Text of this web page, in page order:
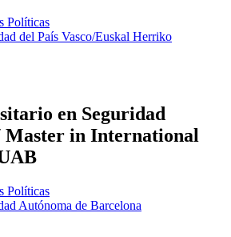
Políticas
del País Vasco/Euskal Herriko
en Seguridad
in International
Políticas
Autónoma de Barcelona